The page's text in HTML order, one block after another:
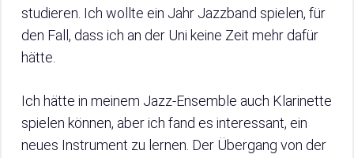
studieren. Ich wollte ein Jahr Jazzband spielen, für
den Fall, dass ich an der Uni keine Zeit mehr dafür
hätte.
Ich hätte in meinem Jazz-Ensemble auch Klarinette
spielen können, aber ich fand es interessant, ein
neues Instrument zu lernen. Der Übergang von der